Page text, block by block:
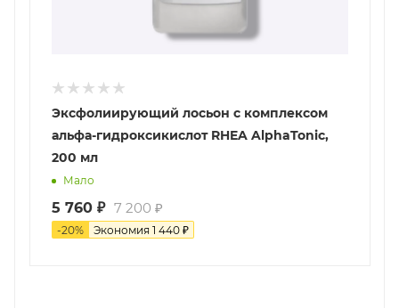
Эксфолиирующий лосьон с комплексом
альфа-гидроксикислот RHEA AlphaTonic,
200 мл
Мало
5 760 ₽ 7 200 ₽
-20% Экономия 1 440 ₽